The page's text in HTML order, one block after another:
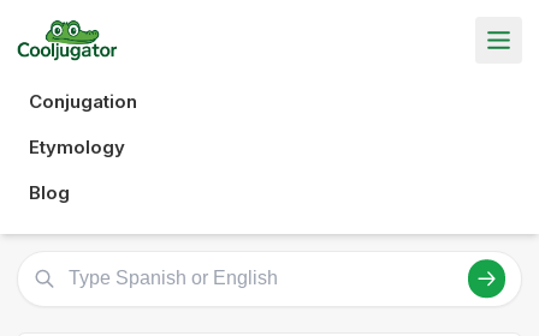
Conjugation
Etymology
Blog